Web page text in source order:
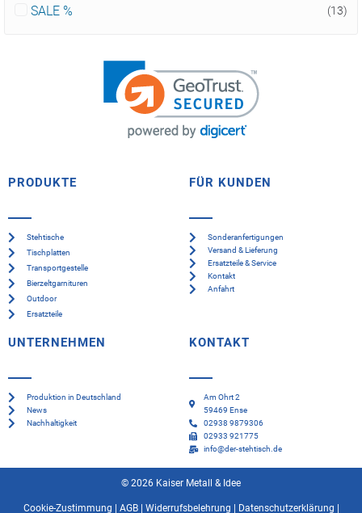
SALE % (13)
PRODUKTE
Stehtische
Tischplatten
Transportgestelle
Bierzeltgarnituren
Outdoor
Ersatzteile
FÜR KUNDEN
Sonderanfertigungen
Versand & Lieferung
Ersatzteile & Service
Kontakt
Anfahrt
UNTERNEHMEN
Produktion in Deutschland
News
Nachhaltigkeit
KONTAKT
Am Ohrt 2
59469 Ense
02938 9879306
02933 921775
info@der-stehtisch.de
© 2026 Kaiser Metall & Idee
Cookie-Zustimmung AGB| Widerrufsbelehrung Datenschutzerklärung